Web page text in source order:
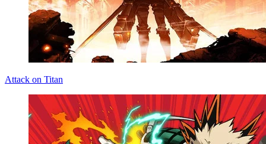
Attack on Titan